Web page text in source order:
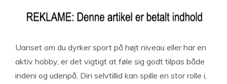
Uanset om du dyrker sport på højt niveau eller har en
aktiv hobby, er det vigtigt at føle sig godt tilpas både
indeni og udenpå. Din selvtillid kan spille en stor rolle i,